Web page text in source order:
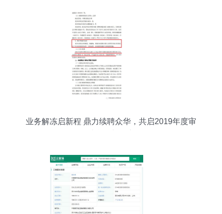
业务解冻启新程 鼎力续聘众华，共启2019年度审